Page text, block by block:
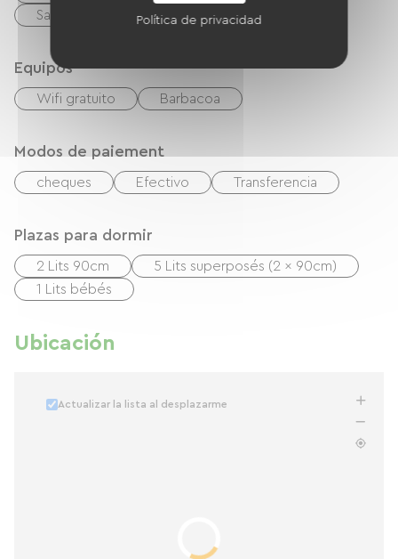
Sala de estar / Salón
Equipos
Wifi gratuito Barbacoa
Modos de paiement
cheques Efectivo Transferencia
Plazas para dormir
2 Lits 90cm
5 Lits superposés (2 x 90cm)
1 Lits bébés
Ubicación
Actualizar la lista al desplazarme
Política de privacidad